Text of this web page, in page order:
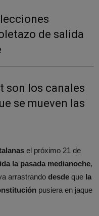
de salida
son los canales
se mueven las
el próximo 21 de
la pasada medianoche,
arrastrando desde que la
pusiera en jaque